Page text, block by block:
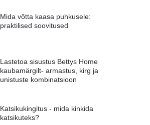
Mida võtta kaasa puhkusele:
praktilised soovitused
Lastetoa sisustus Bettys Home
kaubamärgilt- armastus, kirg ja
unistuste kombinatsioon
Katsikukingitus - mida kinkida
katsikuteks?